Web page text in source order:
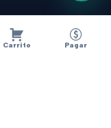
Carrito Pagar